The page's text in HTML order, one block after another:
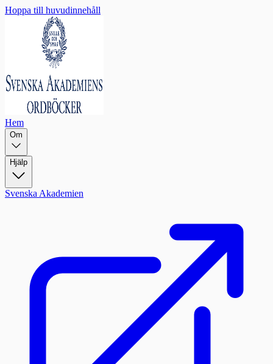
Hoppa till huvudinnehåll
Hem
Om
Hjälp
Svenska Akademien